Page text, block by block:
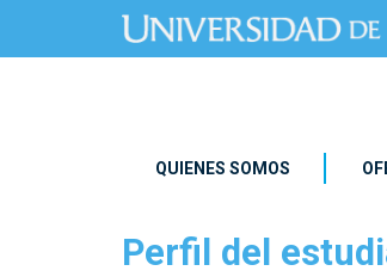
Pasar al contenido principal
QUIENES SOMOS
Perfil del